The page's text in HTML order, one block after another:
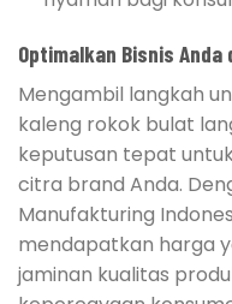
Optimalkan Bisnis
Mengambil langkah
kaleng rokok bulat
keputusan tepat
citra brand Anda.
Manufakturing
mendapatkan harga
jaminan kualitas